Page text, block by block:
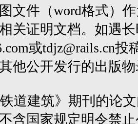
文件（word格式）
关证明文档。如遇
或tdjz@rails.cn
他公开发行的出版
道建筑》期刊的论
含国家规定明令禁